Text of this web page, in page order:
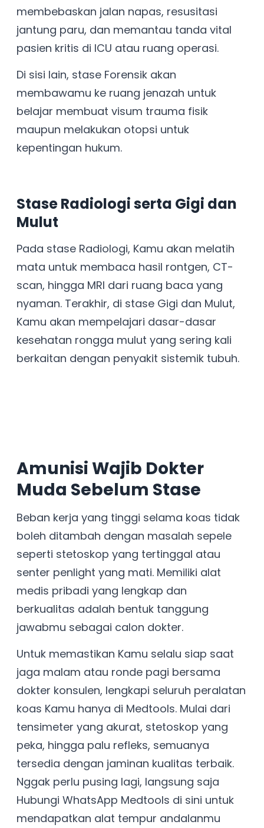
membebaskan jalan napas, resusitasi
jantung paru, dan memantau tanda vital
pasien kritis di ICU atau ruang operasi.
Di sisi lain, stase Forensik akan
membawamu ke ruang jenazah untuk
belajar membuat visum trauma fisik
maupun melakukan otopsi untuk
kepentingan hukum.
Stase Radiologi serta Gigi dan
Mulut
Pada stase Radiologi, Kamu akan melatih
mata untuk membaca hasil rontgen, CT-
scan, hingga MRI dari ruang baca yang
nyaman. Terakhir, di stase Gigi dan Mulut,
Kamu akan mempelajari dasar-dasar
kesehatan rongga mulut yang sering kali
berkaitan dengan penyakit sistemik tubuh.
Amunisi Wajib Dokter
Muda Sebelum Stase
Beban kerja yang tinggi selama koas tidak
boleh ditambah dengan masalah sepele
seperti stetoskop yang tertinggal atau
senter penlight yang mati. Memiliki alat
medis pribadi yang lengkap dan
berkualitas adalah bentuk tanggung
jawabmu sebagai calon dokter.
Untuk memastikan Kamu selalu siap saat
jaga malam atau ronde pagi bersama
dokter konsulen, lengkapi seluruh peralatan
koas Kamu hanya di Medtools. Mulai dari
tensimeter yang akurat, stetoskop yang
peka, hingga palu refleks, semuanya
tersedia dengan jaminan kualitas terbaik.
Nggak perlu pusing lagi, langsung saja
Hubungi WhatsApp Medtools di sini untuk
mendapatkan alat tempur andalanmu